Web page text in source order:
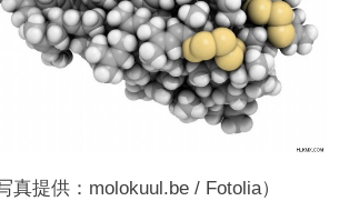
真提供：molokuul.be / Fotolia）